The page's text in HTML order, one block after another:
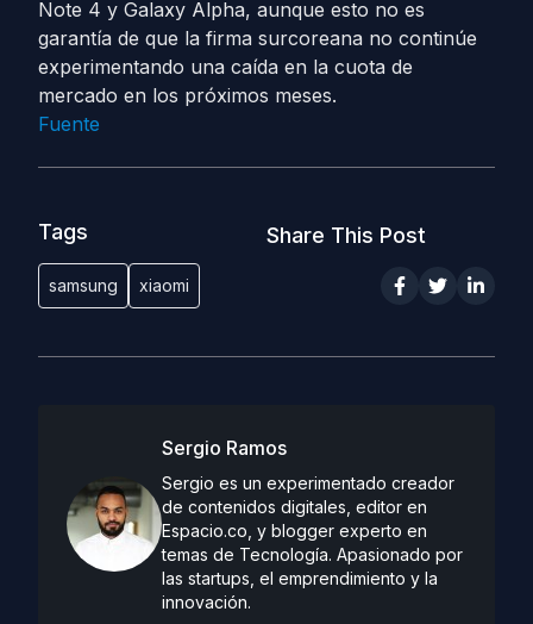
Note 4 y Galaxy Alpha, aunque esto no es
garantía de que la firma surcoreana no continúe
experimentando una caída en la cuota de
mercado en los próximos meses.
Fuente
Tags
samsung xiaomi
Share This Post
Sergio Ramos
Sergio es un experimentado creador
de contenidos digitales, editor en
Espacio.co, y blogger experto en
temas de Tecnología. Apasionado por
las startups, el emprendimiento y la
innovación.